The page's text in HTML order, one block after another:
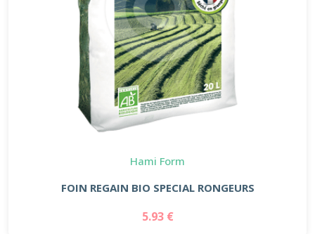
Hami Form
FOIN REGAIN BIO SPECIAL RONGEURS
5.93 €